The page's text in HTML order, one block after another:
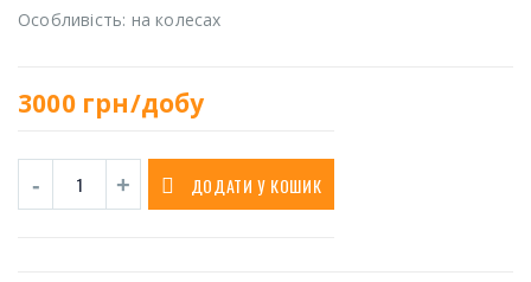
Особливість: на колесах
3000 грн/добу
ДОДАТИ У КОШИК